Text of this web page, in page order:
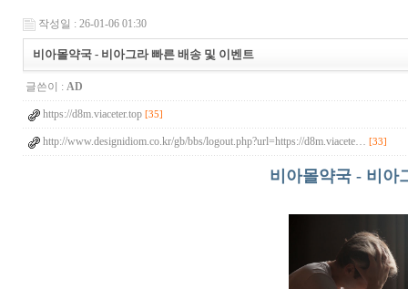
작성일 : 26-01-06 01:30
비아몰약국 - 비아그라 빠른 배송 및 이벤트
글쓴이 : AD
https://d8m.viaceter.top [35]
http://www.designidiom.co.kr/gb/bbs/logout.php?url=https://d8m.viacete… [33]
비아몰약국 - 비아